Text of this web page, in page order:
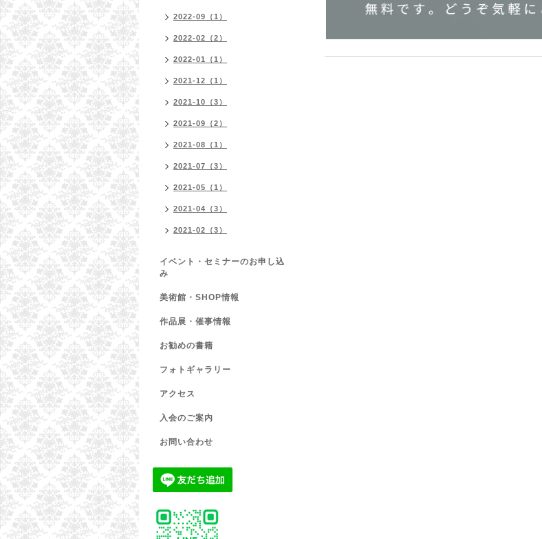
2022-09（1）
2022-02（2）
2022-01（1）
2021-12（1）
2021-10（3）
2021-09（2）
2021-08（1）
2021-07（3）
2021-05（1）
2021-04（3）
2021-02（3）
イベント・セミナーのお申し込
み
美術館・SHOP情報
作品展・催事情報
お勧めの書籍
フォトギャラリー
アクセス
入会のご案内
お問い合わせ